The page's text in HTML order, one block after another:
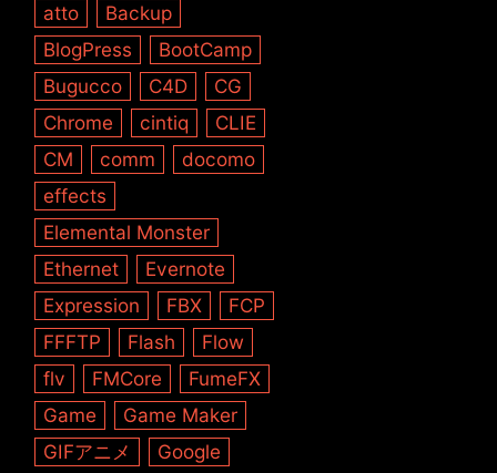
atto
Backup
BlogPress
BootCamp
Bugucco
C4D
CG
Chrome
cintiq
CLIE
CM
comm
docomo
effects
Elemental Monster
Ethernet
Evernote
Expression
FBX
FCP
FFFTP
Flash
Flow
flv
FMCore
FumeFX
Game
Game Maker
GIFアニメ
Google